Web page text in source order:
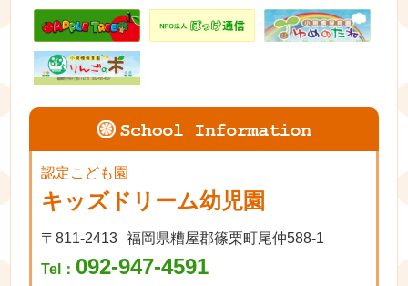
認定こども園
キッズドリーム幼児園
〒811-2413
福岡県糟屋郡篠栗町尾仲588-1
Tel： 092-947-4591